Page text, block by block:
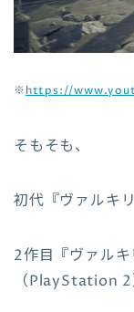
※https://
そもそも、
初代『ヴァルキ
2作目『ヴァルキ
（PlayStation 2